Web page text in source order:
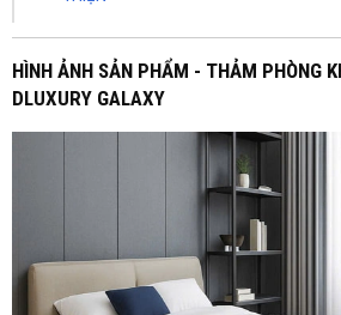
HÌNH ẢNH SẢN PHẨM - THẢM PHÒNG
DLUXURY GALAXY